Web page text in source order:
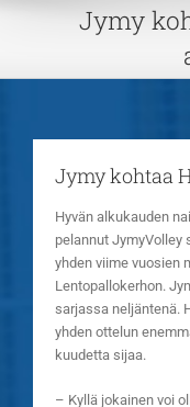
Jymy
Jymy kohtaa
Hyvän alkukauden
pelannut JymyVolley
yhden viime vuosien
Lentopallokerhon.
sarjassa neljäntenä.
yhden ottelun
kuudetta sijaa.
– Kyllä jokainen voi